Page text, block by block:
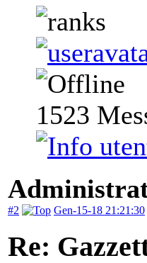
1523
#2 Gen-15-18 21:21:30
Re: